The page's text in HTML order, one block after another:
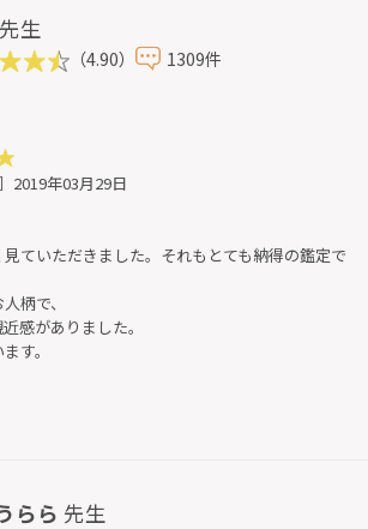
先生
（4.90） 1309件
2019年03月29日
ていただきました。それもとても納得の鑑定で
柄で、
感がありました。
す。
らら 先生